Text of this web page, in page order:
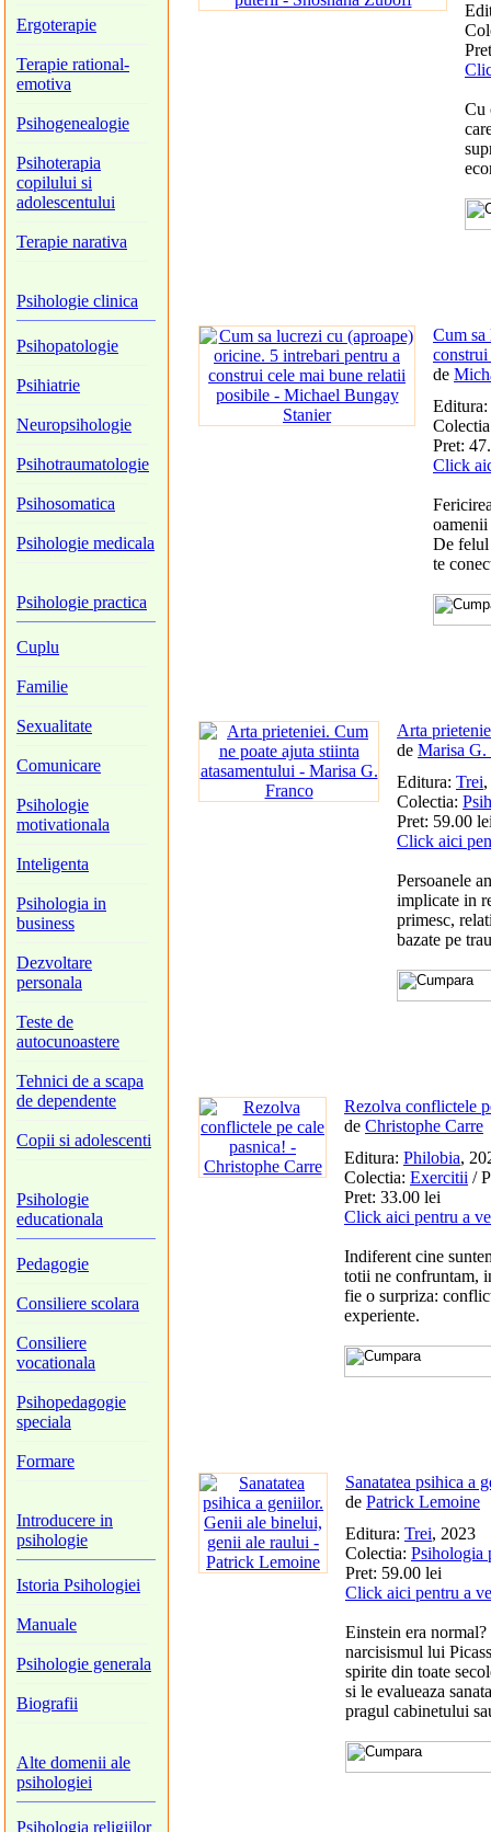
Ergoterapie
Terapie rational-
emotiva
Psihogenealogie
Psihoterapia
copilului si
adolescentului
Terapie narativa
Psihologie clinica
Psihopatologie
Psihiatrie
Neuropsihologie
Psihotraumatologie
Psihosomatica
Psihologie medicala
Psihologie practica
Cuplu
Familie
Sexualitate
Comunicare
Psihologie
motivationala
Inteligenta
Psihologia in
business
Dezvoltare
personala
Teste de
autocunoastere
Tehnici de a scapa
de dependente
Copii si adolescenti
Psihologie
educationala
Pedagogie
Consiliere scolara
Consiliere
vocationala
Psihopedagogie
speciala
Formare
Introducere in
psihologie
Istoria Psihologiei
Manuale
Psihologie generala
Biografii
Alte domenii ale
psihologiei
Psihologia religiilor
Cu
Cum sa
de
Editura:
Pret:
Click
De felul
te
Arta
de Marisa G.
Editura: Trei
Colectia:
Pret: 59.00
Click aici
Persoanele
implicate in
primesc,
bazate pe
Rezolva conflictele
de Christophe Carre
Editura: Philobia,
Colectia: Exercitii /
Pret: 33.00 lei
Click aici pentru a
Indiferent cine
totii ne confruntam,
fie o surpriza:
experiente.
Sanatatea psihica a
de Patrick Lemoine
Editura: Trei, 2023
Colectia: Psihologia
Pret: 59.00 lei
Click aici pentru a
Einstein era normal?
narcisismul lui
spirite din toate
si le evalueaza
pragul cabinetului